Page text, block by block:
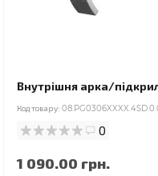
Внутрішня арка/
Код товару:
0
1 090.00 грн.